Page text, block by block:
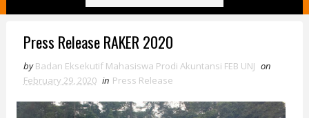
Press Release RAKER 2020
by Badan Eksekutif Mahasiswa Prodi Akuntansi FEB UNJ on
February 29, 2020 in Press Release